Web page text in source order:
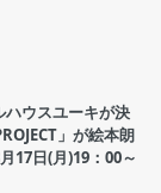
ウスユーキが決
」が絵本朗
17日(月)19：00～